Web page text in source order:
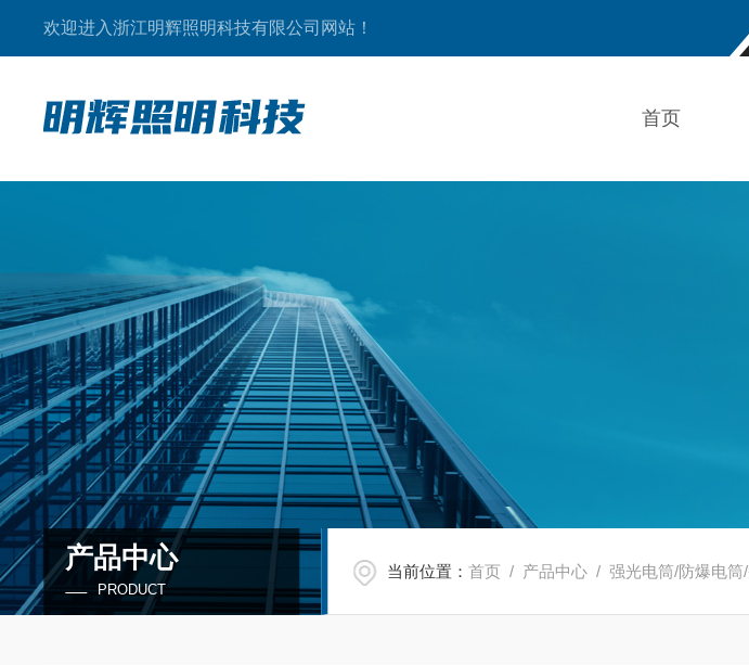
欢迎进入浙江明辉照明科技有限公司网站！
首页
产品中心
PRODUCT
当前位置：首页 / 产品中心 /强光电筒/防爆电筒